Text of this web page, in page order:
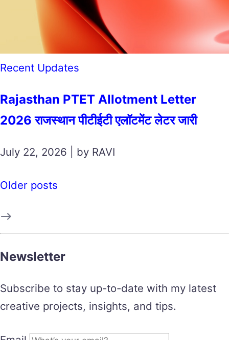
Recent Updates
Rajasthan PTET Allotment Letter
2026 राजस्थान पीटीईटी एलॉटमेंट लेटर जारी
July 22, 2026 | by RAVI
Older posts
Newsletter
Subscribe to stay up-to-date with my latest
creative projects, insights, and tips.